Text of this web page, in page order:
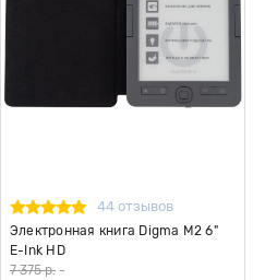
44 отзывов
Электронная книга Digma M2 6"
E-Ink HD
7 375 р. -